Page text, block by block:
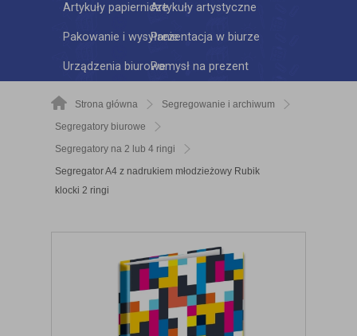
Artykuły papierniczeArtykuły artystyczne
Pakowanie i wysyłaniePrezentacja w biurze
Urządzenia biurowePomysł na prezent
Strona główna
Segregowanie i archiwum
Segregatory biurowe
Segregatory na 2 lub 4 ringi
Segregator A4 z nadrukiem młodzieżowy Rubik
klocki 2 ringi